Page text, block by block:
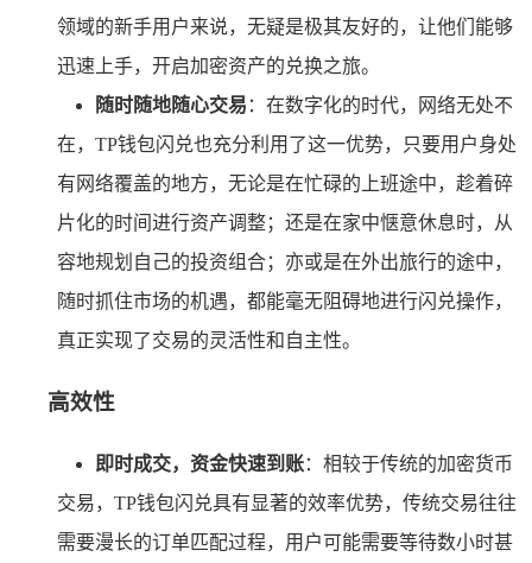
领域的新手用户来说，无疑是极其友好的，让他们能够
迅速上手，开启加密资产的兑换之旅。
随时随地随心交易 ：在数字化的时代，网络无处不
在，TP钱包闪兑也充分利用了这一优势，只要用户身处
有网络覆盖的地方，无论是在忙碌的上班途中，趁着碎
片化的时间进行资产调整；还是在家中惬意休息时，从
容地规划自己的投资组合；亦或是在外出旅行的途中，
随时抓住市场的机遇，都能毫无阻碍地进行闪兑操作，
真正实现了交易的灵活性和自主性。
高效性
即时成交，资金快速到账：相较于传统的加密货币
交易，TP钱包闪兑具有显著的效率优势，传统交易往往
需要漫长的订单匹配过程，用户可能需要等待数小时甚